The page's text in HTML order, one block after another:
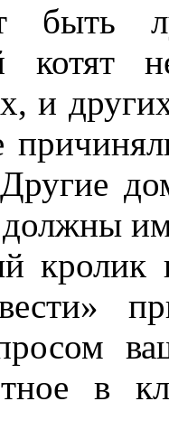
быть
и
кролик
в